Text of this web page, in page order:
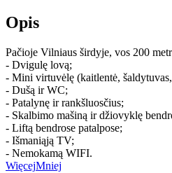
Opis
Pačioje Vilniaus širdyje, vos 200
- Dvigulę lovą;
- Mini virtuvėlę (kaitlentė,
- Dušą ir WC;
- Patalynę ir rankšluosčius;
- Skalbimo mašiną ir džiovyklę
- Liftą bendrose patalpose;
- Išmaniąją TV;
- Nemokamą WIFI.
WięcejMniej